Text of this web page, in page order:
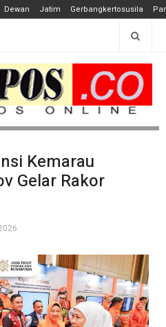
Dewan Jatim Gerbangkertosusila
Kemarau
Gelar Rakor